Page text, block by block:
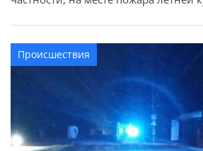
женщины.
Происшествия